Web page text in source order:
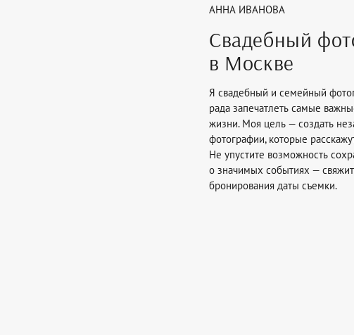
АННА ИВАНОВА
Свадебный
в Москве
Я свадебный и семейный
рада запечатлеть самые
жизни. Моя цель — создать
фотографии, которые
Не упустите возможность
о значимых событиях —
бронирования даты съемки.